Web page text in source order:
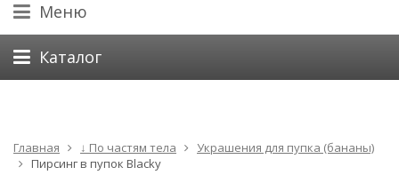
Меню
Каталог
Главная ↓ По частям тела
Украшения для пупка (бананы)
Пирсинг в пупок Blacky